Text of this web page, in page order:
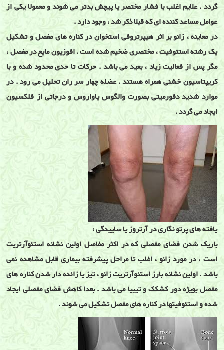
گردد . علایم اغلب با فشار مختصر یا پیچش بدتر می شوند و معمولا یکی از
عوامل مساعد کننده ای که قبلا ذکر شد ، وجود دارد .
در معاینه ، زانو بر اثر هیپرتروفی استخوان در کناره های مفصل و تشکیل
یک رشته استئوفیت ، مختصری ضخیم شده است . افوزیون مایع در مفصل ،
مگر پس از فعالیت زیاد ، بعید می باشد . حرکات تا حدی محدود شده و با
کریپتاسیون خشنی همراه هستند . عضله چهار سر ران تحلیل می رود . در
موارد شدید دفورمیتی بصورت والگوس یاواروس و درجاتی از فلکسیون
ایجاد می گردد .
یافته های پرتو نگاری در آرتروز یا ساییدگی :
باریک شدن فضای مفصلی که در اکثر مفاصل اولین نشانه استئوآرتریت
است ، در مورد زانو ، اغلب تا مراحل پیشرفته بیماری قابل مشاهده نمی
باشد . اولین نشانه بارز استئوآرتریت زانو ، تیز یا زائده دار شدن کناره های
مفصل بویژه دور کشکک و تیبیا می باشد . بعدا کاهش فضای مفصلی ایجاد
شده و استئوفیتها در کناره های مفصل تشکیل می شوند .